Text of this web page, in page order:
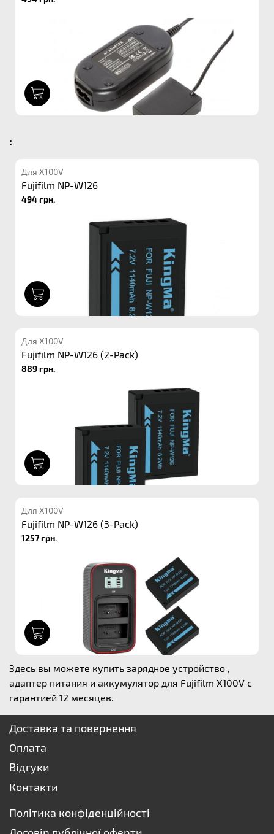
:
Для X100V
Fujifilm NP-W126
494 грн.
Для X100V
Fujifilm NP-W126 (2-Pack)
889 грн.
Для X100V
Fujifilm NP-W126 (3-Pack)
1257 грн.
Здесь вы можете купить зарядное устройство ,
адаптер питания и аккумулятор для Fujifilm X100V с
гарантией 12 месяцев.
Доставка та повернення
Оплата
Відгуки
Контакти
Політика конфіденційності